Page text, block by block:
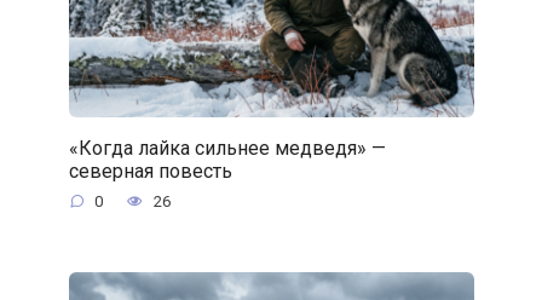
«Когда лайка сильнее медведя» —
северная повесть
0 26